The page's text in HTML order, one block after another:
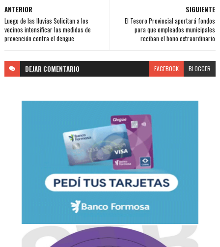
SIGUIENTE
El Tesoro Provincial aportará fondos
para que empleados municipales
reciban el bono extraordinario
ANTERIOR
Luego de las lluvias Solicitan a los
vecinos intensificar las medidas de
prevención contra el dengue
DEJAR COMENTARIO FACEBOOK BLOGGER